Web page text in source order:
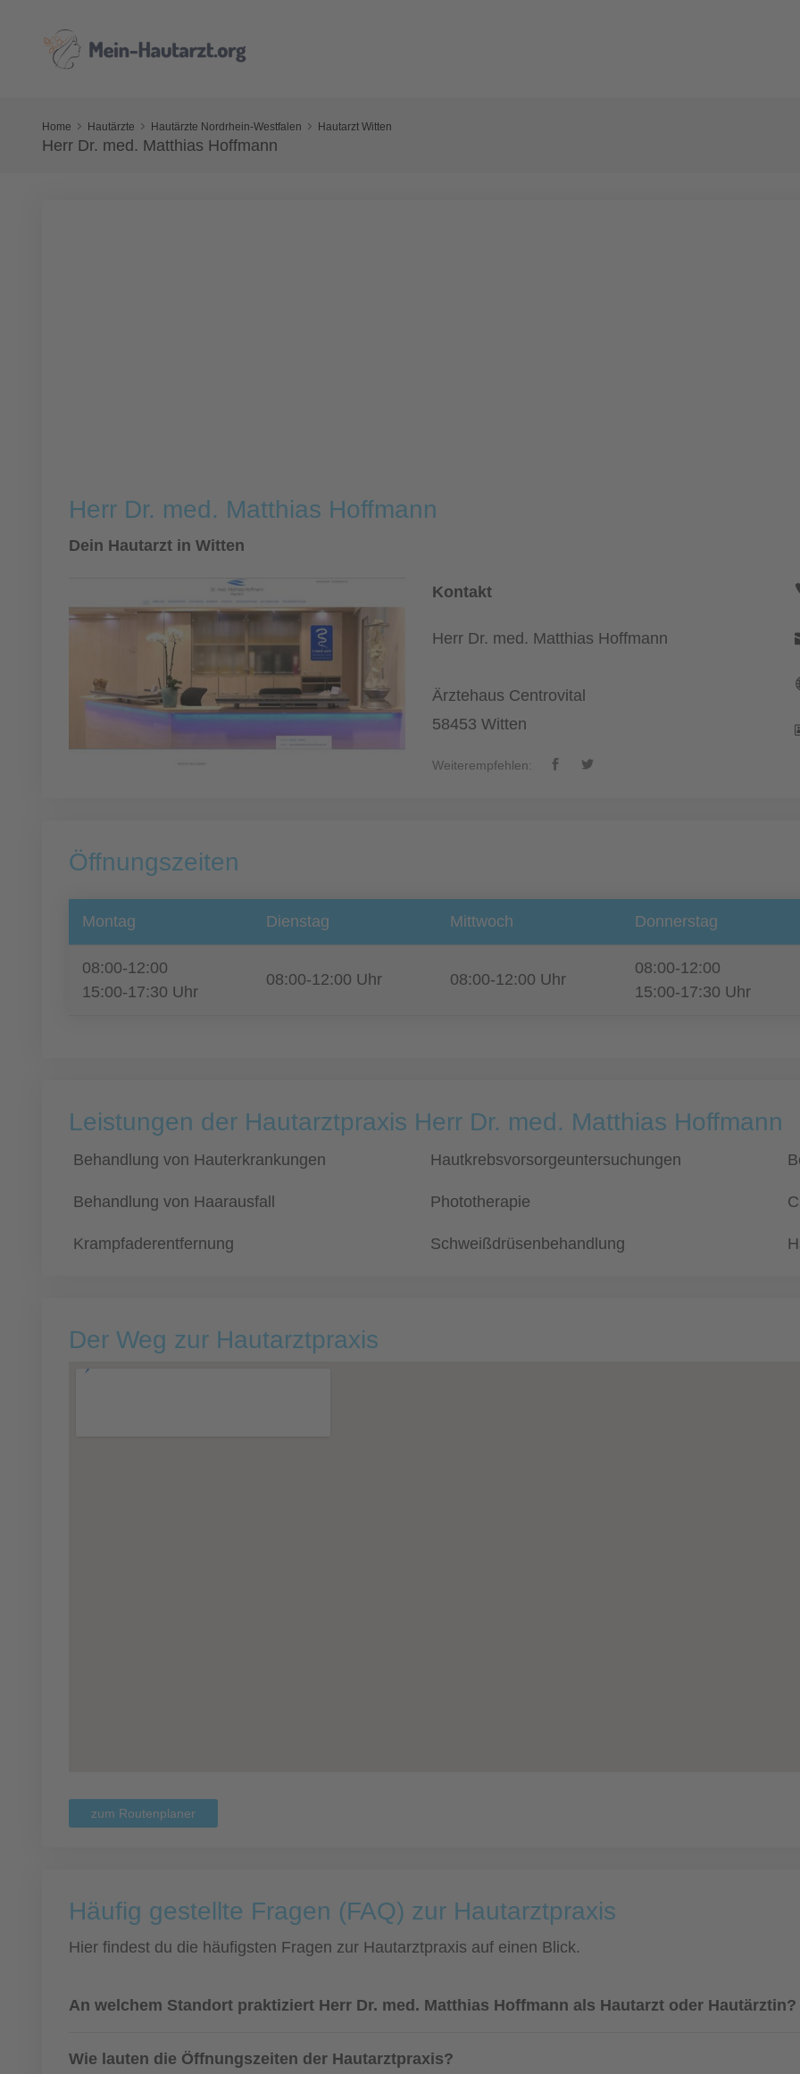
Home Hautärzte Hautärzte Nordrhein-Westfalen Hautarzt Witten
Herr Dr. med. Matthias Hoffmann
Herr Dr. med. Matthias Hoffmann
Dein Hautarzt in Witten
Kontakt
Herr Dr. med. Matthias Hoffmann
Ärztehaus Centrovital
58453 Witten
Weiterempfehlen:
Öffnungszeiten
Montag Dienstag Mittwoch Donnerstag
08:00-12:00
15:00-17:30 Uhr
08:00-12:00 Uhr 08:00-12:00 Uhr
08:00-12:00
15:00-17:30 Uhr
Leistungen der Hautarztpraxis Herr Dr. med. Matthias Hoffmann
Behandlung von Hauterkrankungen Hautkrebsvorsorgeuntersuchungen
Behandlung von Haarausfall Phototherapie
Krampfaderentfernung Schweißdrüsenbehandlung
Der Weg zur Hautarztpraxis
zum Routenplaner
Häufig gestellte Fragen (FAQ) zur Hautarztpraxis
Hier findest du die häufigsten Fragen zur Hautarztpraxis auf einen Blick.
An welchem Standort praktiziert Herr Dr. med. Matthias Hoffmann als Hautarzt oder Hautärztin?
Wie lauten die Öffnungszeiten der Hautarztpraxis?